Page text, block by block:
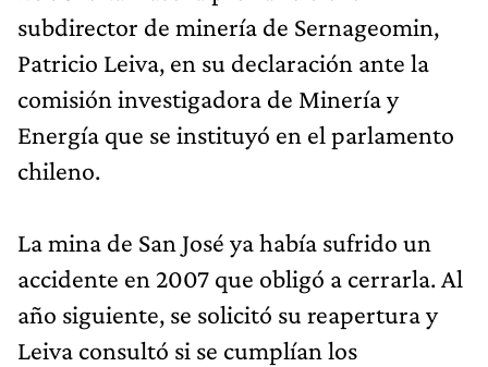
subdirector de minería de Sernageomin,
Patricio Leiva, en su declaración ante la
comisión investigadora de Minería y
Energía que se instituyó en el parlamento
chileno.
La mina de San José ya había sufrido un
accidente en 2007 que obligó a cerrarla. Al
año siguiente, se solicitó su reapertura y
Leiva consultó si se cumplían los